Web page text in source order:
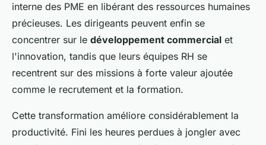
interne des PME en libérant des ressources humaines
précieuses. Les dirigeants peuvent enfin se
concentrer sur le développement commercial et
l'innovation, tandis que leurs équipes RH se
recentrent sur des missions à forte valeur ajoutée
comme le recrutement et la formation.
Cette transformation améliore considérablement la
productivité. Fini les heures perdues à jongler avec